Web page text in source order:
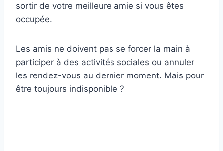
sortir de votre meilleure amie si vous êtes
occupée.
Les amis ne doivent pas se forcer la main à
participer à des activités sociales ou annuler
les rendez-vous au dernier moment. Mais pour
être toujours indisponible ?